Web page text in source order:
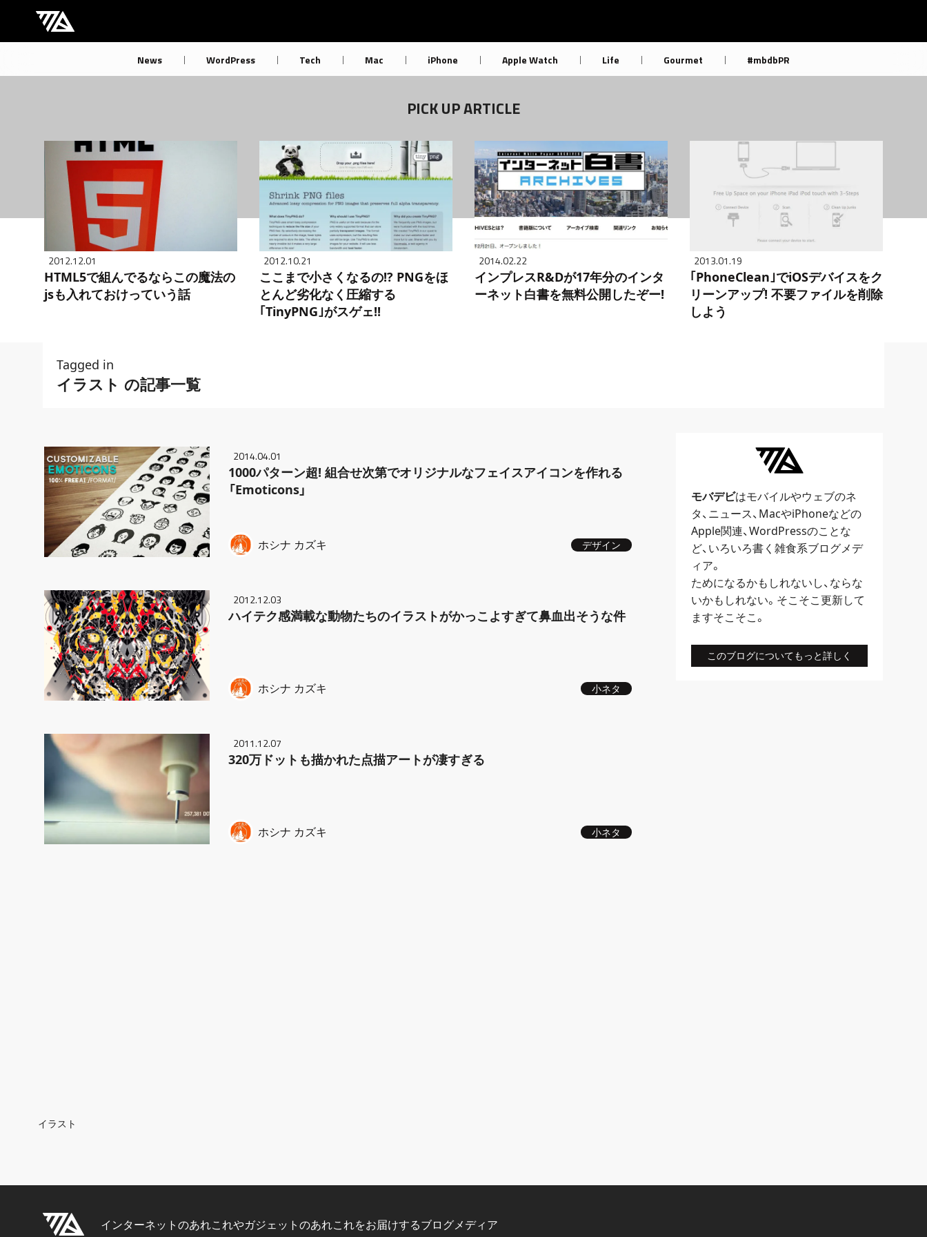
[M] mbdb [モバデビ]
News WordPress Tech Mac iPhone Apple Watch Life Gourmet #mbdbPR
PICK UP ARTICLE
2012.12.01
HTML5で組んでるならこの魔法の
jsも入れておけっていう話
2012.10.21
ここまで小さくなるの!? PNGをほ
とんど劣化なく圧縮する
｢TinyPNG｣がスゲェ!!
2014.02.22
インプレスR&Dが17年分のインタ
ーネット白書を無料公開したぞー!
2013.01.19
｢PhoneClean｣でiOSデバイスをク
リーンアップ! 不要ファイルを削除
しよう
Tagged in
イラスト の記事一覧
2014.04.01
1000パターン超! 組合せ次第でオリジナルなフェイスアイコンを作れる
「Emoticons」
ホシナ カズキ デザイン
2012.12.03
ハイテク感満載な動物たちのイラストがかっこよすぎて鼻血出そうな件
ホシナ カズキ 小ネタ
2011.12.07
320万ドットも描かれた点描アートが凄すぎる
ホシナ カズキ 小ネタ
モバデビはモバイルやウェブのネ
タ、 ニュース、 MacやiPhoneなどの
Apple関連、WordPressのことな
ど、いろいろ書く雑食系ブログメデ
ィア。
ためになるかもしれないし、ならな
いかもしれない。そこそこ更新して
ますそこそこ。
このブログについてもっと詳しく
Breadcrumb
イラスト
インターネットのあれこれやガジェットのあれこれをお届けするブログメディア